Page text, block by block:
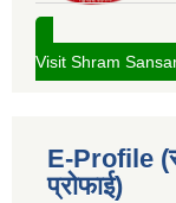
Visit Shram
E-Profile
प्रोफाई)